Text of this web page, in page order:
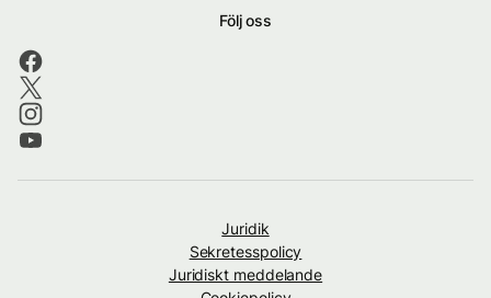
Följ oss
Juridik
Sekretesspolicy
Juridiskt meddelande